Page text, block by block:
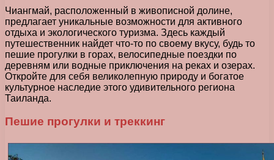
Чиангмай, расположенный в живописной долине,
предлагает уникальные возможности для активного
отдыха и экологического туризма. Здесь каждый
путешественник найдет что-то по своему вкусу, будь то
пешие прогулки в горах, велосипедные поездки по
деревням или водные приключения на реках и озерах.
Откройте для себя великолепную природу и богатое
культурное наследие этого удивительного региона
Таиланда.
Пешие прогулки и треккинг